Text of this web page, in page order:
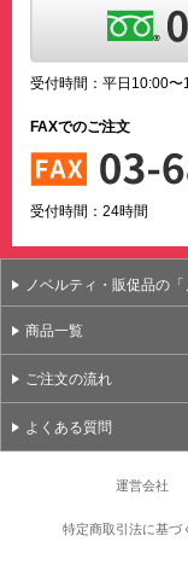
受付時間：平日10:00〜
FAXでのご注文
受付時間：24時間
ノベルティ・販促品の「
商品一覧
ご注文の流れ
よくある質問
運営会社
特定商取引法に基づ